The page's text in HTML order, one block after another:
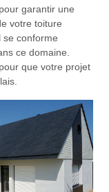
garantir une
votre toiture
se conforme
ce domaine.
que votre projet